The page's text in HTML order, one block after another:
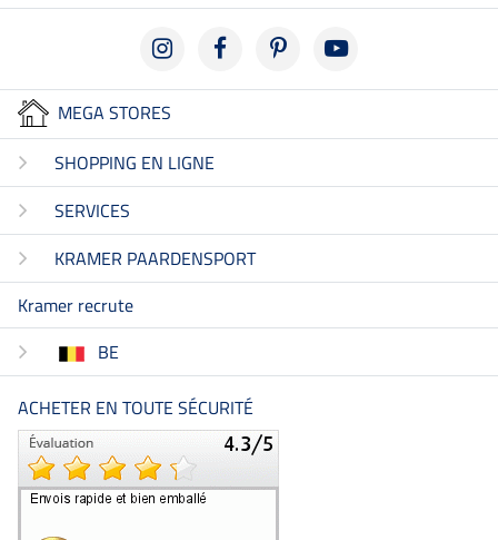
MEGA STORES
SHOPPING EN LIGNE
SERVICES
KRAMER PAARDENSPORT
Kramer recrute
BE
ACHETER EN TOUTE SÉCURITÉ